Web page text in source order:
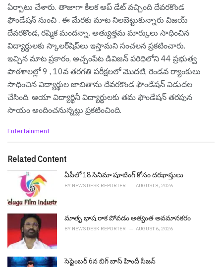
ఏర్పాటు చేశారు. తాజాగా కీల‌క అప్ డేట్ వ‌చ్చింది దేవ‌ర‌కొండ
ఫౌండేష‌న్ నుంచి . ఈ మేర‌కు మాట నిల‌బెట్టుకున్నారు విజ‌య్
దేవ‌రకొండ‌, ర‌ష్మిక మంద‌న్నా. అత్యుత్తమ మార్కులు సాధించిన
విద్యార్థులకు స్కాలర్‌షిప్‌లు ఇస్తామని సంచ‌ల‌న ప్ర‌క‌టించారు.
ఇచ్చిన మాట ప్రకారం, అచ్చంపేట డివిజన్‌ ​​పరిధిలోని 44 ప్రభుత్వ
పాఠశాలల్లో 9 , 10వ తరగతి పరీక్షలలో మొదటి, రెండవ ర్యాంకులు
సాధించిన విద్యార్థుల జాబితాను దేవరకొండ ఫౌండేషన్ విడుదల
చేసింది. ఆయా విద్యార్థినీ విద్యార్థుల‌కు త‌మ ఫౌండేష‌న్ త‌ర‌పున
సాయం అందించ‌నున్న‌ట్లు ప్ర‌క‌టించింది.
C
e
e
Entertainment
Related Content
ఏపీలో 18 సినిమా షూటింగ్ కోసం దరఖాస్తులు
BY NEWS DESK REPORTER AUGUST 8, 2026
మాతృ భాష రాక పోవడం అత్యంత అవమానకరం
BY NEWS DESK REPORTER AUGUST 6, 2026
సెప్టెంబ‌ర్ 6న బిగ్ బాస్ హిందీ సీజ‌న్